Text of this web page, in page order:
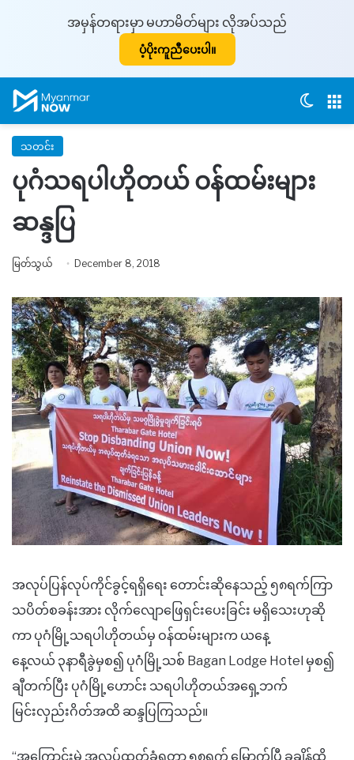
အမှန်တရားမှာ မဟာမိတ်များ လိုအပ်သည်
ပံ့ပိုးကူညီပေးပါ။
သတင်း
ပုဂံသရပါဟိုတယ် ဝန်ထမ်းများ
ဆန္ဒပြ
မြတ်သွယ် December 8, 2018
အလုပ်ပြန်လုပ်ကိုင်ခွင့်ရရှိရေး တောင်းဆိုနေသည့် ၅၈ရက်ကြာ
သပိတ်စခန်းအား လိုက်လျောဖြေရှင်းပေးခြင်း မရှိသေးဟုဆို
ကာ ပုဂံမြို့သရပါဟိုတယ်မှ ဝန်ထမ်းများက ယနေ့
နေ့လယ် ၃နာရီခွဲမှစ၍ ပုဂံမြို့သစ် Bagan Lodge Hotel မှစ၍
ချီတက်ပြီး ပုဂံမြို့ဟောင်း သရပါဟိုတယ်အရှေ့ဘက်
မြင်းလှည်းဂိတ်အထိ ဆန္ဒပြကြသည်။
“အကြောင်းမဲ့ အလုပ်ထုတ်ခံရတာ ၅၈ရက် မြောက်ပြီ ခုချိန်ထိ